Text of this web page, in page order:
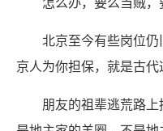
怎么办，要么当贼，
北京至今有些岗位
京人为你担保，就是古代
朋友的祖辈逃荒路